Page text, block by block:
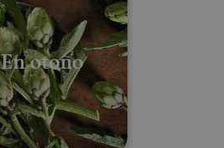
En otoño